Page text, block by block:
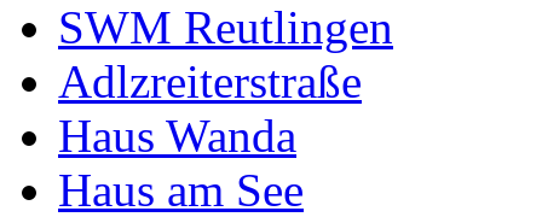
SWM Reutlingen
Adlzreiterstraße
Haus Wanda
Haus am See